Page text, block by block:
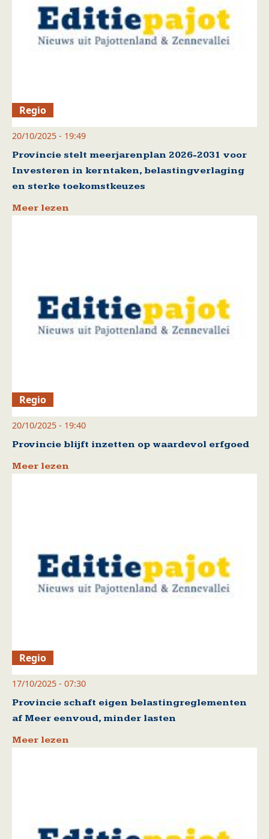
Regio
20/10/2025 - 19:49
Provincie stelt meerjarenplan 2026-2031 voor
Investeren in kerntaken, belastingverlaging
en sterke toekomstkeuzes
Meer lezen
Regio
20/10/2025 - 19:40
Provincie blijft inzetten op waardevol erfgoed
Meer lezen
Regio
17/10/2025 - 07:30
Provincie schaft eigen belastingreglementen
af Meer eenvoud, minder lasten
Meer lezen